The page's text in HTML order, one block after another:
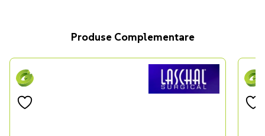
Produse Complementare